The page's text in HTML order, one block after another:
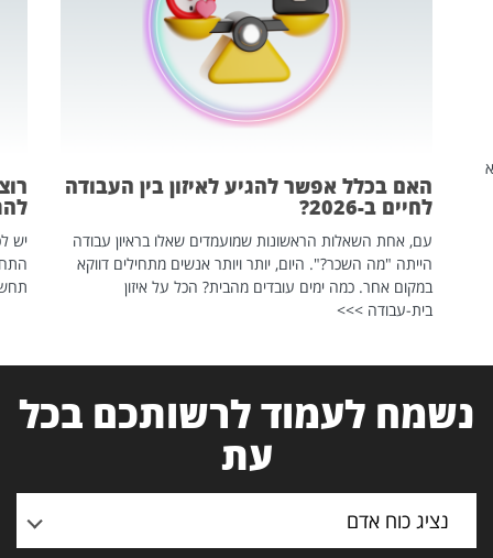
האם בכלל אפשר להגיע לאיזון בין העבודה
לחיים ב-2026?
עם, אחת השאלות הראשונות שמועמדים שאלו בראיון עבודה
הייתה "מה השכר?". היום, יותר ויותר אנשים מתחילים דווקא
במקום אחר. כמה ימים עובדים מהבית? הכל על איזון
בית-עבודה >>>
יש
נשמח לעמוד לרשותכם בכל
עת
נציג כוח אדם